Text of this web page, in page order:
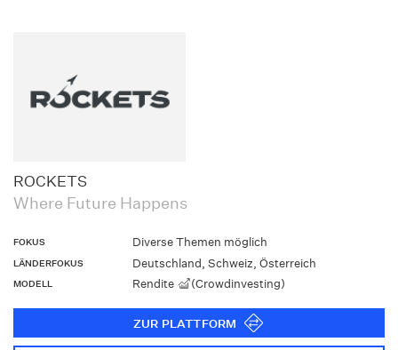
ROCKETS
Where Future Happens
FOKUS Diverse Themen möglich
LÄNDERFOKUS Deutschland, Schweiz, Österreich
MODELL Rendite (Crowdinvesting)
ZUR PLATTFORM